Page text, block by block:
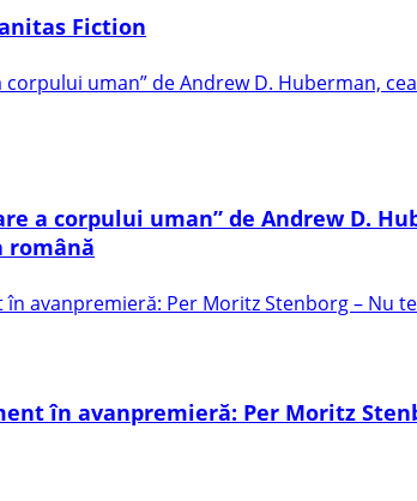
Fiction
a corpului uman” de Andrew D.
română
în avanpremieră: Per Moritz